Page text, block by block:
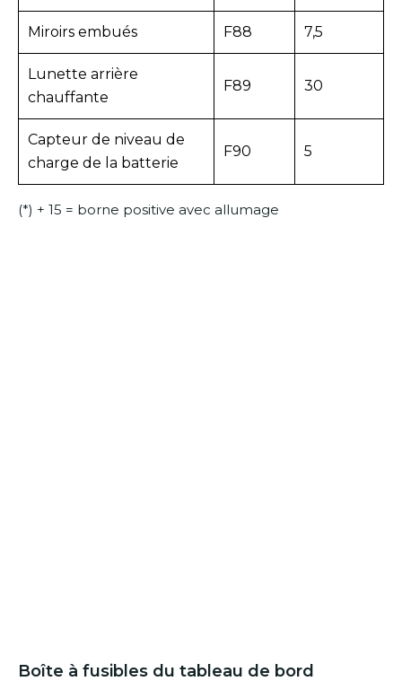
Miroirs embués F88 7,5
Lunette arrière
chauffante
F89 30
Capteur de niveau de
charge de la batterie
F90 5
(*) + 15 = borne positive avec allumage
Boîte à fusibles du tableau de bord